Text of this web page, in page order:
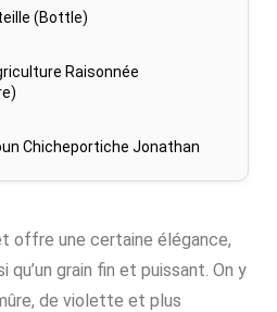
(Bottle)
Raisonnée
Chicheportiche Jonathan
offre une certaine élégance,
qu’un grain fin et puissant. On y
de violette et plus